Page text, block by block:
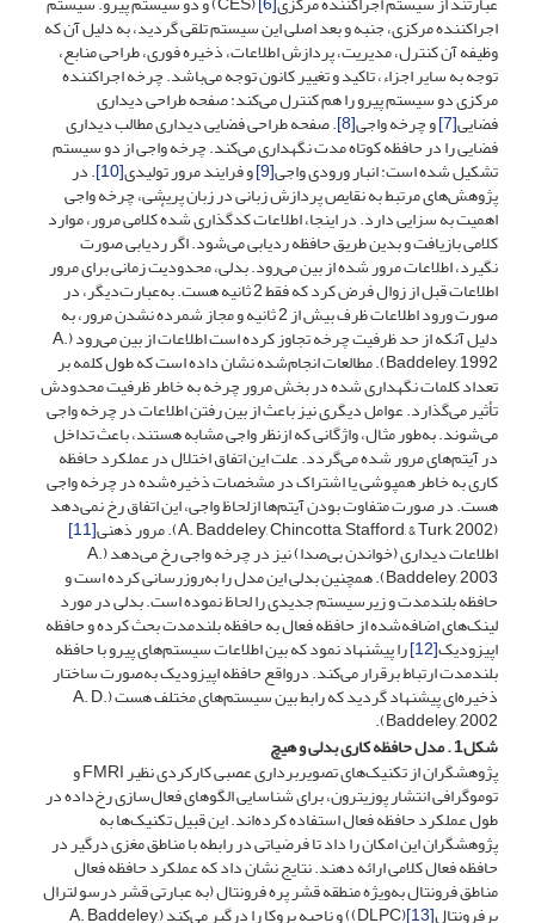
اجراکننده مرکزی، جنبه و بعد اصلی این سیستم تلقی گردید، به دلیل آن که
وظیفه آن کنترل، مدیریت، پردازش اطلاعات، ذخیره فوری، طراحی منابع،
توجه به سایر اجزاء، تاکید و تغییر کانون توجه می‌باشد. چرخه اجراکننده
مرکزی دو سیستم پیرو را هم کنترل می‌کند: صفحه طراحی دیداری
فضایی[7] و چرخه واجی[8] . صفحه طراحی فضایی دیداری مطالب دیداری
فضایی را در حافظه کوتاه مدت نگهداری می‌کند. چرخه واجی از دو سیستم
تشکیل شده است: انبار ورودی واجی[9] و فرایند مرور تولیدی[10] . در
پژوهش‌های مرتبط به نقایص پردازش زبانی در زبان پریشی، چرخه واجی
اهمیت به سزایی دارد. در اینجا، اطلاعات کدگذاری شدهٔ کلامی مرور، موارد
کلامی بازیافت و بدین طریق حافظه ردیابی می‌شود. اگر ردیابی صورت
نگیرد، اطلاعات مرور شده از بین می‌رود. بدلی، محدودیت زمانی برای مرور
اطلاعات قبل از زوال فرض کرد که فقط 2 ثانیه هست. به‌عبارت‌دیگر، در
صورت ورود اطلاعات ظرف بیش از 2 ثانیه و مجاز شمرده نشدن مرور، به
دلیل آنکه از حد ظرفیت چرخه تجاوز کرده است اطلاعات از بین می‌رود (A.
Baddeley, 1992). مطالعات انجام‌شده نشان داده است که طول کلمه بر
تعداد کلمات نگهداری شده در بخش مرور چرخه به خاطر ظرفیت محدودش
تأثیر می‌گذارد. عوامل دیگری نیز باعث از بین رفتن اطلاعات در چرخه واجی
می‌شوند. به‌طور مثال، واژگانی که ازنظر واجی مشابه هستند، باعث تداخل
در آیتم‌های مرور شده می‌گردد. علت این اتفاق اختلال در عملکرد حافظه
کاری به خاطر همپوشی یا اشتراک در مشخصات ذخیره‌شده در چرخه واجی
هست. در صورت متفاوت بودن آیتم‌ها ازلحاظ واجی، این اتفاق رخ نمی‌دهد
(A. Baddeley, Chincotta, Stafford, & Turk, 2002). مرور ذهنی [11]
اطلاعات دیداری (خواندن بی‌صدا) نیز در چرخه واجی رخ می‌دهد (A.
Baddeley, 2003). همچنین بدلی این مدل را به‌روزرسانی کرده است و
حافظه بلندمدت و زیرسیستم جدیدی را لحاظ نموده است. بدلی در مورد
لینک‌های اضافه‌شده از حافظه فعال به حافظه بلندمدت بحث کرده و حافظه
اپیزودیک[12] را پیشنهاد نمود که بین اطلاعات سیستم‌های پیرو با حافظه
بلندمدت ارتباط برقرار می‌کند. درواقع حافظه اپیزودیک به‌صورت ساختار
ذخیره‌ای پیشنهاد گردید که رابط بین سیستم‌های مختلف هست (A. D.
Baddeley, 2002).
شکل1. مدل حافظه کاری بدلی و هیچ
پژوهشگران از تکنیک‌های تصویربرداری عصبی کارکردی نظیر FMRI و
توموگرافی انتشار پوزیترون، برای شناسایی الگوهای فعال‌سازی رخ‌داده در
طول عملکرد حافظه فعال استفاده کرده‌اند. این قبیل تکنیک‌ها به
پژوهشگران این امکان را داد تا فرضیاتی در رابطه با مناطق مغزی درگیر در
حافظه فعال کلامی ارائه دهند. نتایج نشان داد که عملکرد حافظه فعال
مناطق فرونتال به‌ویژه منطقه قشر پره فرونتال (به عبارتی قشر درسو لترال
پرفرونتال[13] (DLPC)) و ناحیه بروکا را درگیر می‌کند (A. Baddeley,